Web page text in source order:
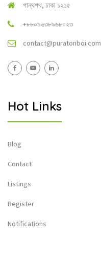
পান্থপথ, ঢাকা ১২১৫
+৮৮০৯৬৩৮৯৬৮০২৩
contact@puratonboi.com
Hot Links
Blog
Contact
Listings
Register
Notifications